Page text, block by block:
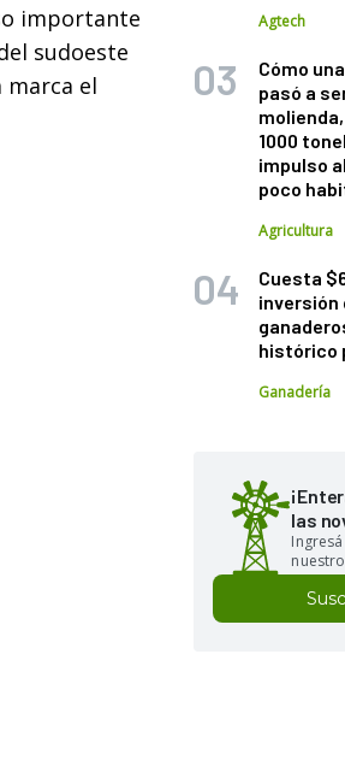
importante
sudoeste
marca el
Agtech
Cómo
pasó a
1000
impulso
poco
Agricultura
Cuesta
inversión
histórico
Ganadería
las